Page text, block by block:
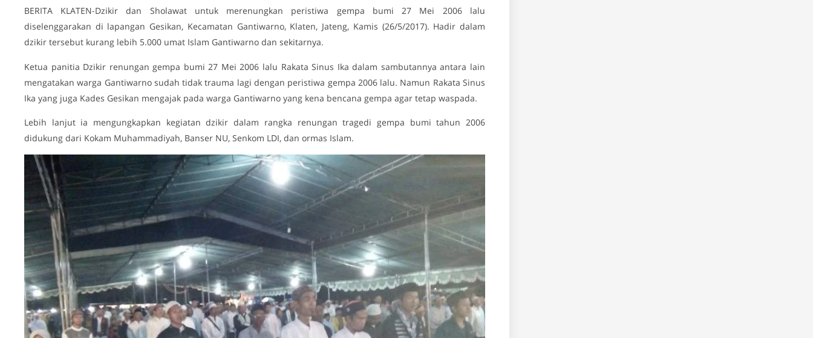
BERITA KLATEN-Dzikir dan Sholawat untuk merenungkan peristiwa gempa bumi 27 Mei 2006 lalu
diselenggarakan di lapangan Gesikan, Kecamatan Gantiwarno, Klaten, Jateng, Kamis (26/5/2017). Hadir dalam
dzikir tersebut kurang lebih 5.000 umat Islam Gantiwarno dan sekitarnya.
Ketua panitia Dzikir renungan gempa bumi 27 Mei 2006 lalu Rakata Sinus Ika dalam sambutannya antara lain
mengatakan warga Gantiwarno sudah tidak trauma lagi dengan peristiwa gempa 2006 lalu. Namun Rakata Sinus
Ika yang juga Kades Gesikan mengajak pada warga Gantiwarno yang kena bencana gempa agar tetap waspada.
Lebih lanjut ia mengungkapkan kegiatan dzikir dalam rangka renungan tragedi gempa bumi tahun 2006
didukung dari Kokam Muhammadiyah, Banser NU, Senkom LDI, dan ormas Islam.